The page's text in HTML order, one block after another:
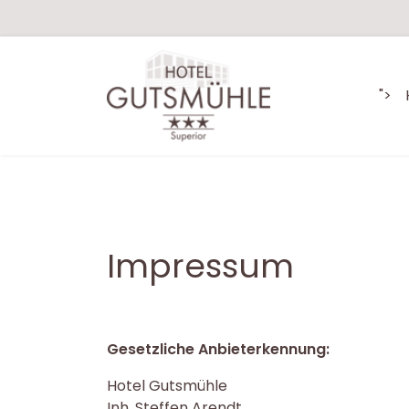
">
Impressum
Gesetzliche Anbieterkennung:
Hotel Gutsmühle